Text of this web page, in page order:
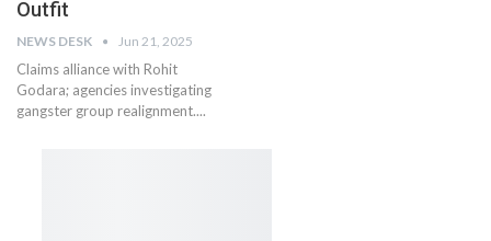
Outfit
NEWS DESK Jun 21, 2025
Claims alliance with Rohit
Godara; agencies investigating
gangster group realignment....